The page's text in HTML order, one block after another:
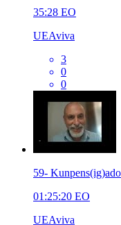
35:28 EO
UEAviva
3
0
0
59-
01:25:20 EO
UEAviva